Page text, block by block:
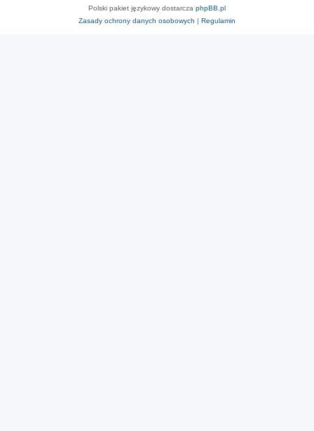
Polski pakiet językowy dostarcza phpBB.pl
Zasady ochrony danych osobowych | Regulamin